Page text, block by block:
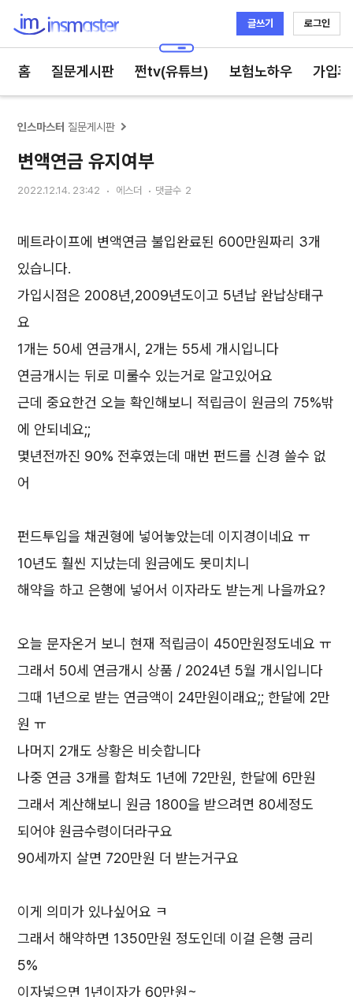
글쓰기 로그인
홈 질문게시판 쩐tv(유튜브) 보험노하우 가입
인스마스터 질문게시판
변액연금 유지여부
2022.12.14. 23:42 에스더 댓글수 2
메트라이프에 변액연금 불입완료된 600만원짜리 3개
있습니다.
가입시점은 2008년,2009년도이고 5년납 완납상태구
요
1개는 50세 연금개시, 2개는 55세 개시입니다
연금개시는 뒤로 미룰수 있는거로 알고있어요
근데 중요한건 오늘 확인해보니 적립금이 원금의 75%밖
에 안되네요;;
몇년전까진 90% 전후였는데 매번 펀드를 신경 쓸수 없
어
펀드투입을 채권형에 넣어놓았는데 이지경이네요 ㅠ
10년도 훨씬 지났는데 원금에도 못미치니
해약을 하고 은행에 넣어서 이자라도 받는게 나을까요?
오늘 문자온거 보니 현재 적립금이 450만원정도네요 ㅠ
그래서 50세 연금개시 상품 / 2024년 5월 개시입니다
그때 1년으로 받는 연금액이 24만원이래요;; 한달에 2만
원 ㅠ
나머지 2개도 상황은 비슷합니다
나중 연금 3개를 합쳐도 1년에 72만원, 한달에 6만원
그래서 계산해보니 원금 1800을 받으려면 80세정도
되어야 원금수령이더라구요
90세까지 살면 720만원 더 받는거구요
이게 의미가 있나싶어요 ㅋ
그래서 해약하면 1350만원 정도인데 이걸 은행 금리
5%
이자넣으면 1년이자가 60만원~